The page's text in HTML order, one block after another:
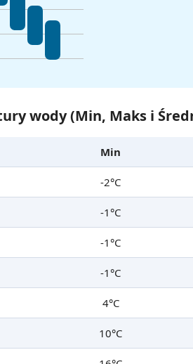
wody (Min, Maks i
Min
-2°C
-1°C
-1°C
-1°C
4°C
10°C